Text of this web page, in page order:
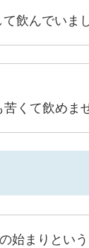
飲んでいまし
くて飲めま
始まりという